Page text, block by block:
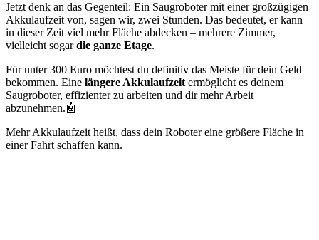
Jetzt denk an das Gegenteil: Ein Saugroboter mit einer großzügigen
Akkulaufzeit von, sagen wir, zwei Stunden. Das bedeutet, er kann
in dieser Zeit viel mehr Fläche abdecken – mehrere Zimmer,
vielleicht sogardie ganze Etage.
Für unter 300 Euro möchtest du definitiv das Meiste für dein Geld
bekommen. Eine längere Akkulaufzeitermöglicht es deinem
Saugroboter, effizienter zu arbeiten und dir mehr Arbeit
abzunehmen.🤖
Mehr Akkulaufzeit heißt, dass dein Roboter eine größere Fläche in
einer Fahrt schaffen kann.